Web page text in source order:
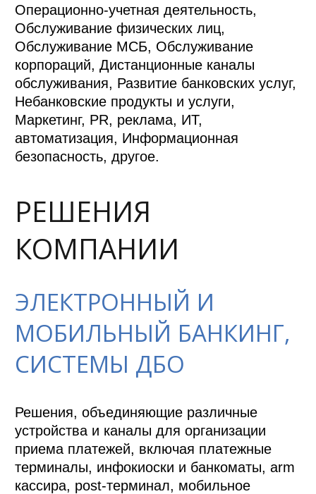
Операционно-учетная деятельность,
Обслуживание физических лиц,
Обслуживание МСБ, Обслуживание
корпораций, Дистанционные каналы
обслуживания, Развитие банковских услуг,
Небанковские продукты и услуги,
Маркетинг, PR, реклама, ИТ,
автоматизация, Информационная
безопасность, другое.
РЕШЕНИЯ
КОМПАНИИ
ЭЛЕКТРОННЫЙ И
МОБИЛЬНЫЙ БАНКИНГ,
СИСТЕМЫ ДБО
Решения, объединяющие различные
устройства и каналы для организации
приема платежей, включая платежные
терминалы, инфокиоски и банкоматы, arm
кассира, post-терминал, мобильное